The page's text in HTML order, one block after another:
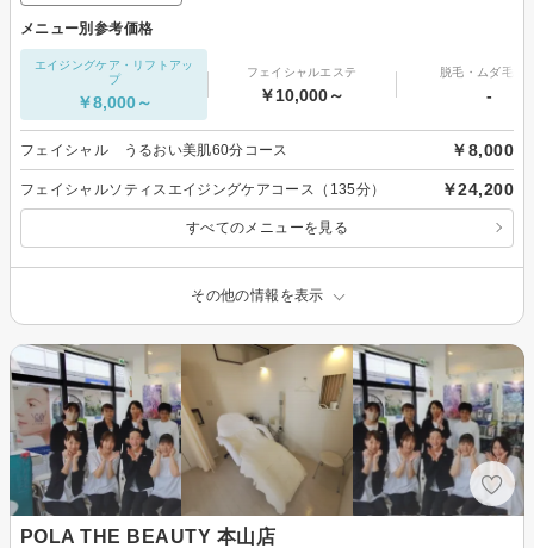
メニュー別参考価格
エイジングケア・リフトアッ
プ
￥8,000～
フェイシャルエステ
￥10,000～
脱毛・ムダ毛処
-
フェイシャル うるおい美肌60分コース ￥8,000
フェイシャルソティスエイジングケアコース（135分） ￥24,200
すべてのメニューを見る
その他の情報を表示
POLA THE BEAUTY 本山店